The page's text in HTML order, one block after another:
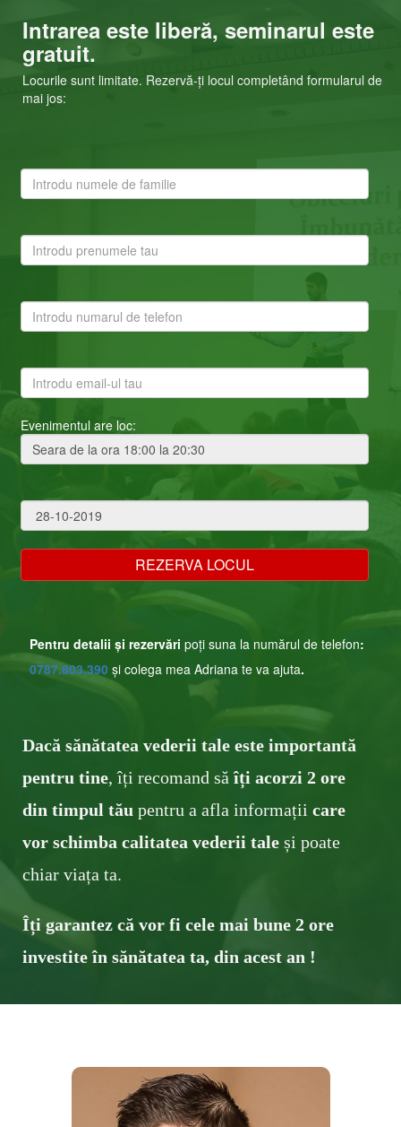
Intrarea este liberă, ​seminarul este
gratuit.
Locurile sunt limitate. Rezervă-ți locul completând formularul de
mai jos:
Evenimentul are loc:
Pentru detalii și rezervări poți suna la numărul de telefon:
0787 .803.39 0 și colega mea Adriana te va ajuta.
Dacă sănătatea vederii tale este importantă
pentru tine, îți recomand săîți acorzi ​2 ore
din timpul tău pentru a afla informații care
vor schimba calitatea vederii tale și poate
chiar viața ta .
Îți garantez că vor fi cele mai bune ​2 ore
investite în sănătatea ta, din acest an !